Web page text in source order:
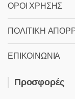
ΟΡΟΙ ΧΡΗΣΗΣ
ΠΟΛΙΤΙΚΗ
ΕΠΙΚΟΙΝΩΝΙΑ
Προσφορές